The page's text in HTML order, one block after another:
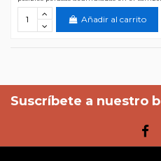
Añadir al carrito
Suscríbete a nuestro